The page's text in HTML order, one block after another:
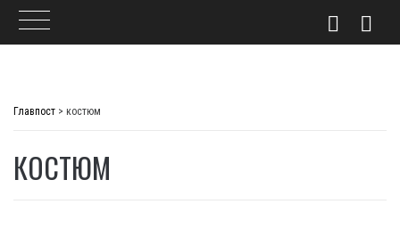
Главпост > костюм
КОСТЮМ